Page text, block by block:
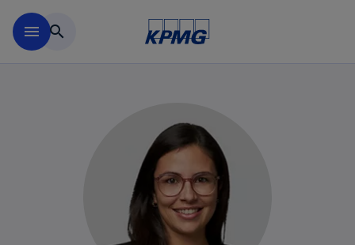
menu search